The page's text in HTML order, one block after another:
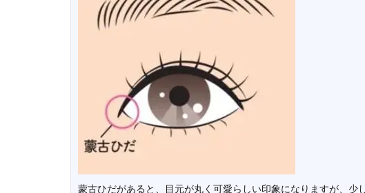
蒙古ひだがあると、目元が丸く可愛らしい印象になりますが、少